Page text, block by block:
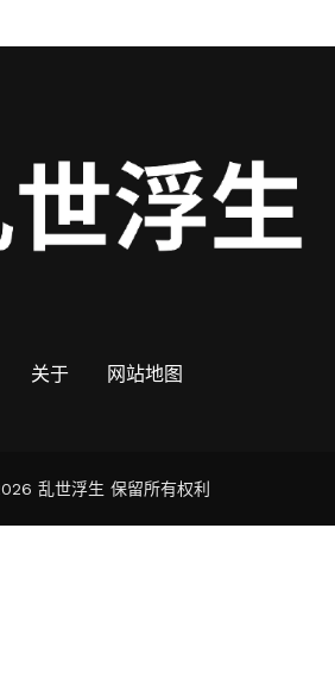
关于 网站地图
乱世浮生 保留所有权利